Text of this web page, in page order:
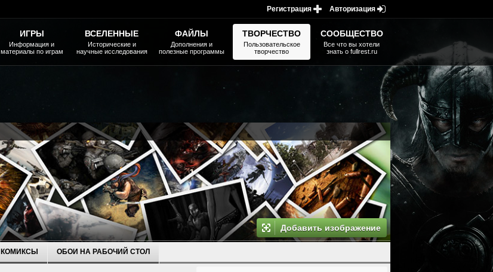
Добавить изображение
КОМИКСЫ ОБОИ НА РАБОЧИЙ СТОЛ
ИГРЫ
Информация и
материалы по играм
ВСЕЛЕННЫЕ
Исторические и
научные исследования
ФАЙЛЫ
Дополнения и
полезные программы
ТВОРЧЕСТВО
Пользовательское
творчество
СООБЩЕСТВО
Все что вы хотели
знать о fullrest.ru
Авторизация
Регистрация